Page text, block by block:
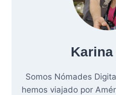
Somos Nómades
hemos viajado por